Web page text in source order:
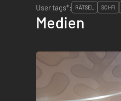
User tags*: RÄTSEL SCI-FI
Medien